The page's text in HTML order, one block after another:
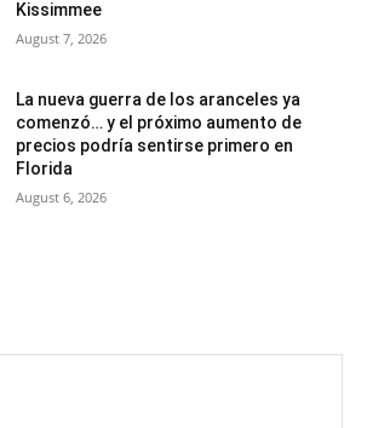
Kissimmee
August 7, 2026
La nueva guerra de los aranceles ya
comenzó… y el próximo aumento de
precios podría sentirse primero en
Florida
August 6, 2026